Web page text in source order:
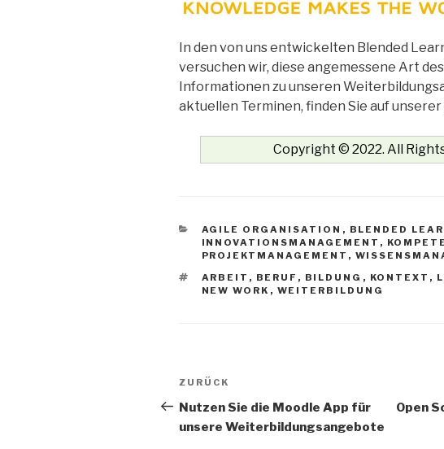
In den von uns entwickelten Blended
versuchen wir, diese angemessene Art
Informationen zu unseren
aktuellen Terminen, finden Sie auf unserer
Copyright © 2022. All
KATEGORIEN
AGILE ORGANISATION , BLENDED
INNOVATIONSMANAGEMENT ,
PROJEKTMANAGEMENT ,
SCHLAGWÖRTER
ARBEIT , BERUF , BILDUNG , KONTEXT ,
NEW WORK , WEITERBILDUNG
Beitrags-
Navigation
Vorheriger
Beitrag
ZURÜCK
Nutzen Sie die Moodle App für
unsere Weiterbildungsangebote
Open